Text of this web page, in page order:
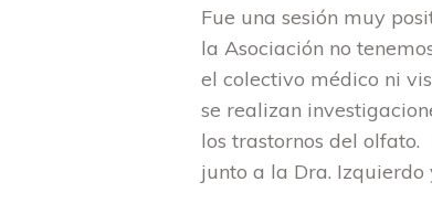
Fue una sesión muy
la Asociación no
el colectivo médico ni
se realizan
los trastornos del olfato.
junto a la Dra. Izquierdo